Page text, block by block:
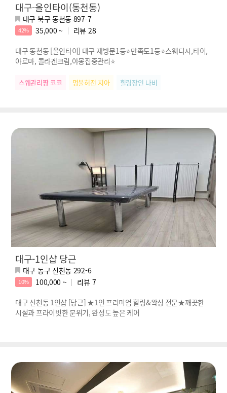
대구-올인타이(동천동)
대구 북구 동천동 897-7
42% 35,000 ~ 리뷰 28
대구 동천동 [올인타이] 대구 재방문1등⭐만족도1등⭐스웨디시,타이,
아로마, 콜라겐크림,야몽집중관리⭐
스웨관리짱 코코 명불허전 지아 힐링장인 나비
대구-1인샵 당근
대구 동구 신천동 292-6
10% 100,000 ~ 리뷰 7
대구 신천동 1인샵 [당근] ★1인 프리미엄 힐링&왁싱 전문★깨끗한
시설과 프라이빗한 분위기, 완성도 높은 케어